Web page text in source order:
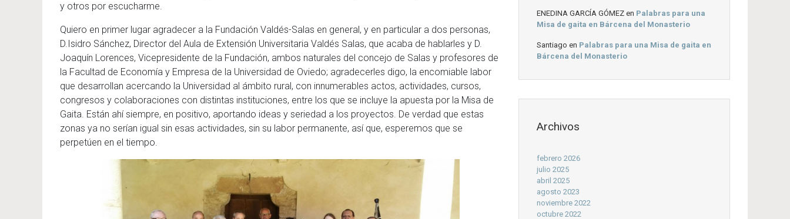
y otros por escucharme.
Quiero en primer lugar agradecer a la Fundación Valdés-Salas en general, y en particular a dos personas,
D.Isidro Sánchez, Director del Aula de Extensión Universitaria Valdés Salas, que acaba de hablarles y D.
Joaquín Lorences, Vicepresidente de la Fundación, ambos naturales del concejo de Salas y profesores de
la Facultad de Economía y Empresa de la Universidad de Oviedo; agradecerles digo, la encomiable labor
que desarrollan acercando la Universidad al ámbito rural, con innumerables actos, actividades, cursos,
congresos y colaboraciones con distintas instituciones, entre los que se incluye la apuesta por la Misa de
Gaita. Están ahí siempre, en positivo, aportando ideas y seriedad a los proyectos. De verdad que estas
zonas ya no serían igual sin esas actividades, sin su labor permanente, así que, esperemos que se
perpetúen en el tiempo.
ENEDINA GARCÍA GÓMEZ en Palabras para una
Misa de gaita en Bárcena del Monasterio
Santiago en Palabras para una Misa de gaita en
Bárcena del Monasterio
Archivos
febrero 2026
julio 2025
abril 2025
agosto 2023
noviembre 2022
octubre 2022